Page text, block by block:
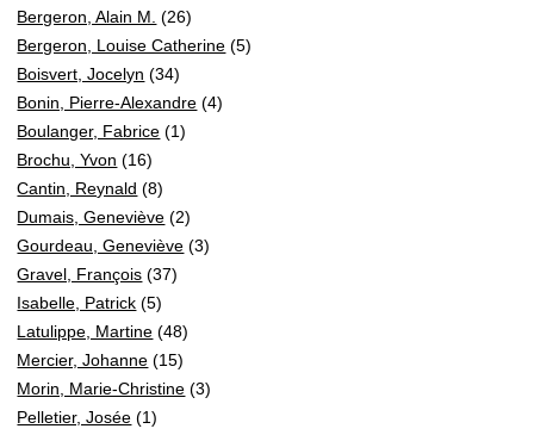
Bergeron, Alain M. (26)
Bergeron, Louise Catherine (5)
Boisvert, Jocelyn (34)
Bonin, Pierre-Alexandre (4)
Boulanger, Fabrice (1)
Brochu, Yvon (16)
Cantin, Reynald (8)
Dumais, Geneviève (2)
Gourdeau, Geneviève (3)
Gravel, François (37)
Isabelle, Patrick (5)
Latulippe, Martine (48)
Mercier, Johanne (15)
Morin, Marie-Christine (3)
Pelletier, Josée (1)